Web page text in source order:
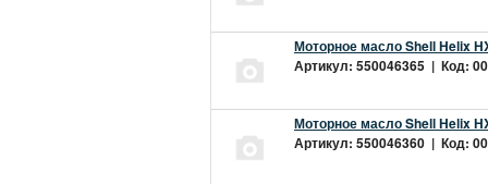
Моторное масло Shell Helix
Артикул: 550046365 | Код:
Моторное масло Shell Helix
Артикул: 550046360 | Код: